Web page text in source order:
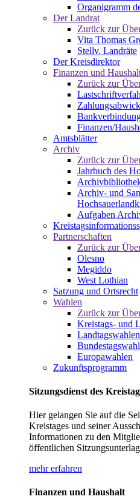
Organigramm
Der Landrat
Zurück zur
Vita Thomas
Stellv. Landräte
Der Kreisdirektor
Finanzen und
Zurück zur
Finanzen/
Amtsblätter
Archiv
Zurück zur
Jahrbuch des
Archiv- und
Aufgaben
Partnerschaften
Zurück zur
Olesno
Megiddo
West Lothian
Satzung und Ortsrecht
Wahlen
Zurück zur
Kreistags- und
Landtagswahlen
Europawahlen
Zukunftsprogramm
Sitzungsdienst des
Hier gelangen Sie auf die
Kreistages und seiner
Informationen zu den
öffentlichen
mehr erfahren
Finanzen und Haushalt